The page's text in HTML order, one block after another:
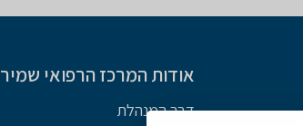
אודות המרכז הרפואי שמיר
דבר המנהלת